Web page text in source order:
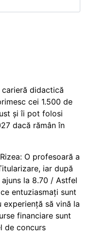
carieră didactică
cei 1.500 de
și îi pot folosi
dacă rămân în
O profesoară a
iar după
la 8.70 / Astfel
entuziasmați sunt
să vină la
financiare sunt
de concurs